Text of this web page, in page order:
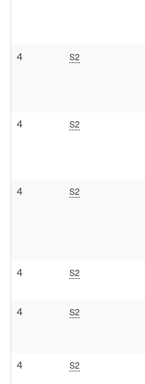
4 S2
4 S2
4 S2
4 S2
4 S2
4 S2